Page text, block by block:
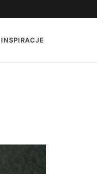
INSPIRACJE